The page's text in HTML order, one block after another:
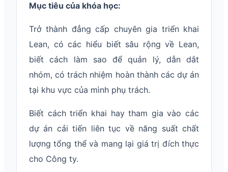
Mục tiêu của khóa học:
Trở thành đẳng cấp chuyên gia triển khai
Lean, có các hiểu biết sâu rộng về Lean,
biết cách làm sao để quản lý, dẫn dắt
nhóm, có trách nhiệm hoàn thành các dự án
tại khu vực của mình phụ trách.
Biết cách triển khai hay tham gia vào các
dự án cải tiến liên tục về năng suất chất
lượng tổng thể và mang lại giá trị đích thực
cho Công ty.